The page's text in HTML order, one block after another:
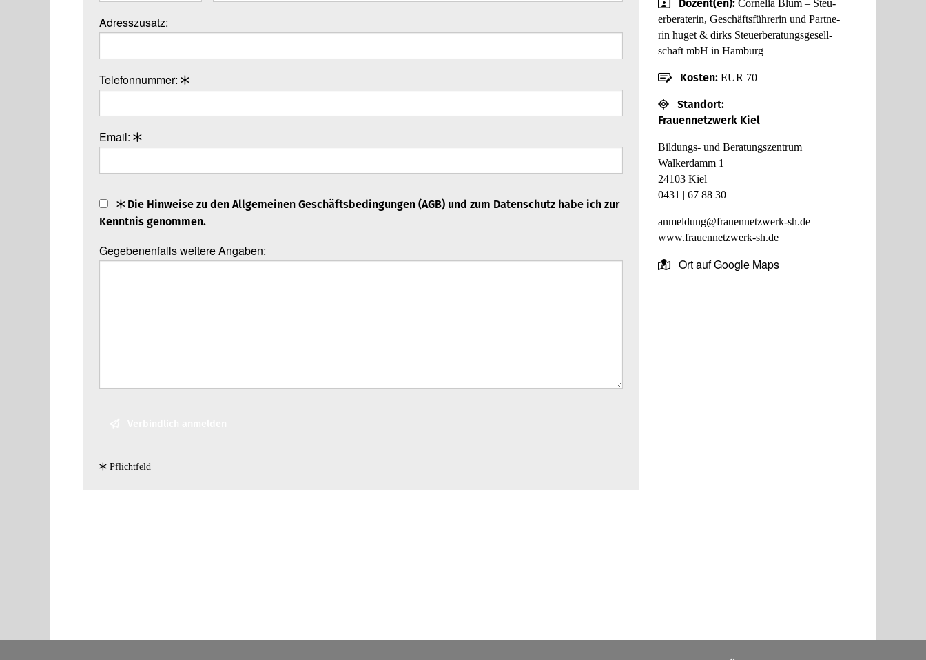
Adresszusatz:
Telefonnummer:
Email:
Die Hin­weise zu den All­ge­mei­nen Geschäfts­be­din­gun­gen (AGB) und zum Daten­schutz habe ich zur
Kennt­nis genom­men.
Gegebenenfalls weitere Angaben:
Pflicht­feld
Dozent(en):Cor­ne­lia Blum – Steu­
er­be­ra­te­rin, Geschäfts­füh­re­rin und Part­ne­
rin huget & dirks Steu­er­be­ra­tungs­ge­sell­
schaft mbH in Ham­burg
Kosten:EUR 70
Stand­ort:
Frau­en­netz­werk Kiel
Bil­dungs- und Bera­tungs­zen­trum
Walk­er­damm 1
24103 Kiel
0431 | 67 88 30
anmel­dung@​fra​uenn​etzw​erk-​sh.​de
www.​fra​uenn​etzw​erk-​sh.​de
Ort auf Google Maps